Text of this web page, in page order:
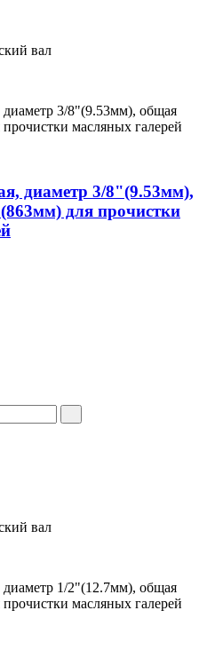
вал
диаметр 3/8"(9.53мм),
для пpочистки
вал